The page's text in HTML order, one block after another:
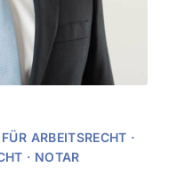
ARBEITSRECHT ·
· NOTAR